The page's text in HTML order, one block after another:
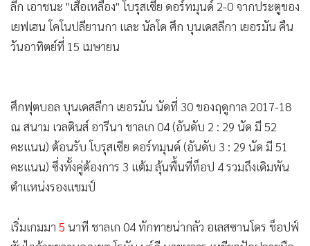
• ต่างประเทศ
• Special Scoop
• เศรษฐกิจ-ธุรกิจ
• อาชญากรรม
Motoring
•
วิทยาศาสตร์
• หุ้น
โคโนปลียานกา ปลดล็อก
เยฟเฮน โคโนปลียานกา และ นัลโด ศึก บุนเดสลีกา เยอรมัน คืน
วันอาทิตย์ที่ 15 เมษายน
ศึกฟุตบอล บุนเดสลีกา เยอรมัน นัดที่ 30 ของฤดูกาล 2017-18
คะแนน) ต้อนรับ โบรุสเซีย ดอร์ทมุนด์ (อันดับ 3 : 29 นัด มี 51